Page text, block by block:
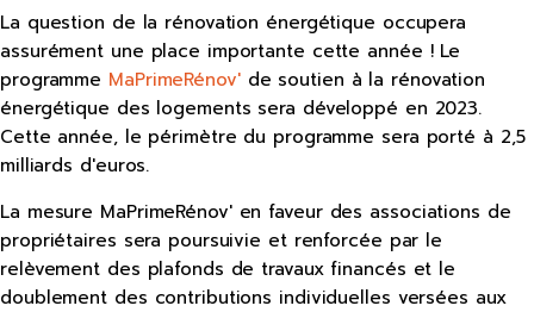
La question de la rénovation énergétique occupera
assurément une place importante cette année ! Le
programme MaPrimeRénov'de soutien à la rénovation
énergétique des logements sera développé en 2023.
Cette année, le périmètre du programme sera porté à 2,5
milliards d'euros.
La mesure MaPrimeRénov' en faveur des associations de
propriétaires sera poursuivie et renforcée par le
relèvement des plafonds de travaux financés et le
doublement des contributions individuelles versées aux